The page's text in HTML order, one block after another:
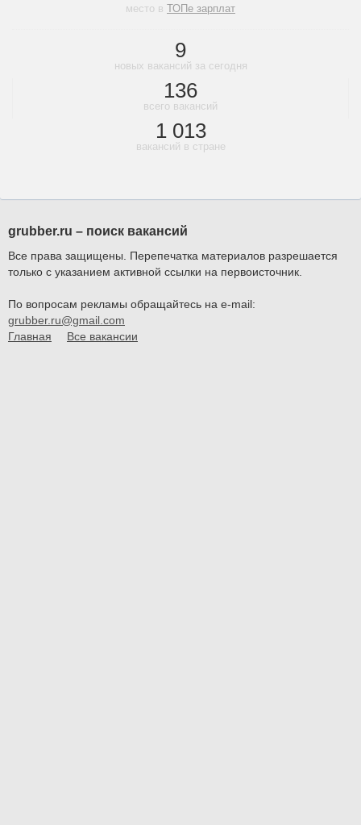
место в ТОПе зарплат
9
новых вакансий за сегодня
136
всего вакансий
1 013
вакансий в стране
grubber.ru – поиск вакансий
Все права защищены. Перепечатка материалов разрешается
только с указанием активной ссылки на первоисточник.
По вопросам рекламы обращайтесь на e-mail:
grubber.ru@gmail.com
Главная
Все вакансии